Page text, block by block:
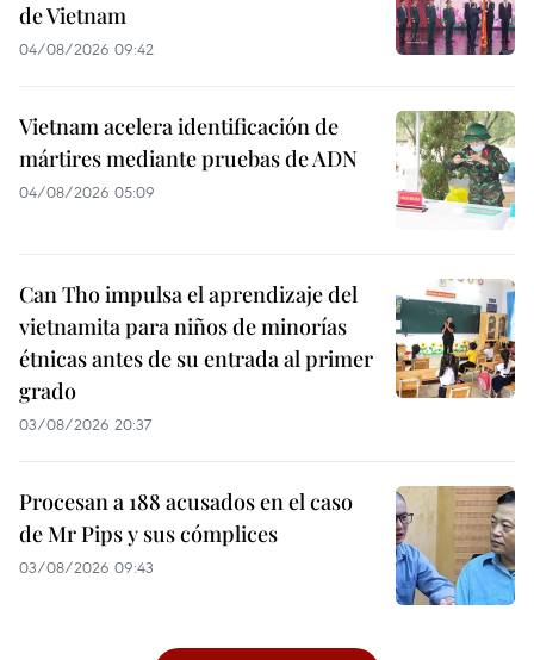
de Vietnam
04/08/2026 09:42
Vietnam acelera identificación de
mártires mediante pruebas de ADN
04/08/2026 05:09
Can Tho impulsa el aprendizaje del
vietnamita para niños de minorías
étnicas antes de su entrada al primer
grado
03/08/2026 20:37
Procesan a 188 acusados en el caso
de Mr Pips y sus cómplices
03/08/2026 09:43